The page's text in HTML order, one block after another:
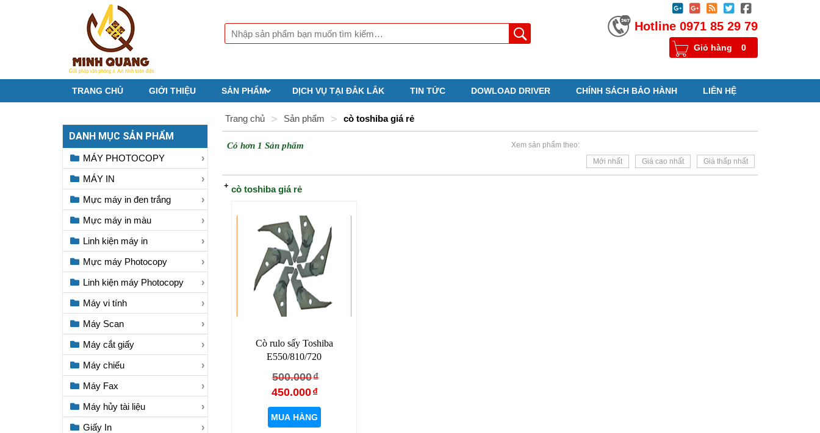





Hotline 0971 85 29 79
Giỏ hàng 0
TRANG CHỦ GIỚI THIỆU SẢN PHẨM DỊCH VỤ TẠI ĐẮK LẮK TIN TỨC DOWLOAD DRIVER CHÍNH SÁCH BẢO HÀNH LIÊN HỆ
Trang chủ > Sản phẩm > cò toshiba giá rẻ
Có hơn 1 Sản phẩm
Xem sản phẩm theo:
Mới nhất
Giá cao nhất Giá thấp nhất
cò toshiba giá rẻ
Cò rulo sấy Toshiba
E550/810/720
500.000₫
là:
450.000₫
tại
MUA HÀNG
DANH MỤC SẢN PHẨM
MÁY PHOTOCOPY
MÁY IN
Mực máy in đen trắng
Mực máy in màu
Linh kiện máy in
Mực máy Photocopy
Linh kiện máy Photocopy
Máy vi tính
Máy Scan
Máy cắt giấy
Máy chiếu
Máy Fax
Máy hủy tài liệu
Giấy In